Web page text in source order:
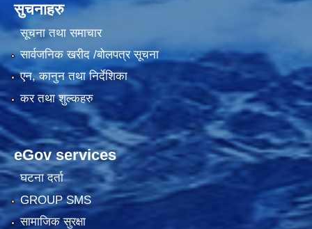
सुचनाहरु
सूचना तथा समाचार
सार्वजनिक खरीद /बोलपत्र सूचना
एन, कानुन तथा निर्देशिका
कर तथा शुल्कहरु
eGov services
घटना दर्ता
GROUP SMS
सामाजिक सुरक्षा